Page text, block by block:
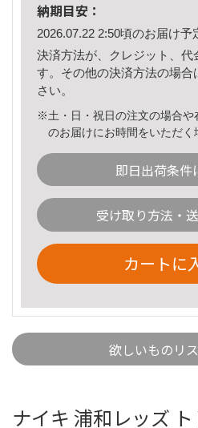
納期目安：
2026.07.22 2:50頃のお届け予
決済方法が、クレジット、代
す。その他の決済方法の場合
さい。
※土・日・祝日の注文の場合や
のお届けにお時間をいただく
即日出荷条件
受け取り方法・
カートに
欲しいものリ
ナイキ 浦和レッズ